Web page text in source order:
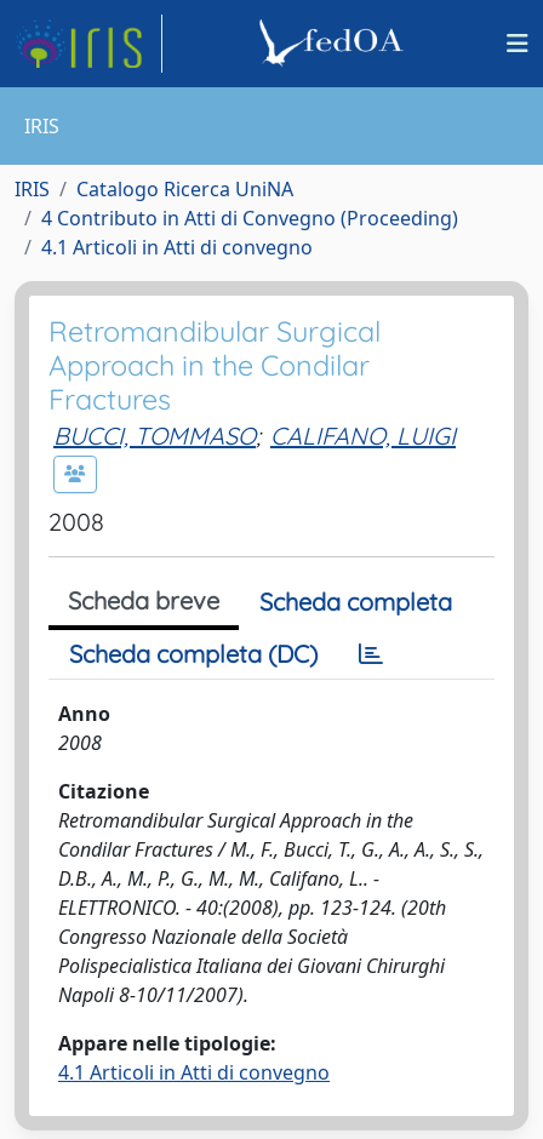
IRIS
IRIS
Catalogo Ricerca UniNA
4 Contributo in Atti di Convegno (Proceeding)
4.1 Articoli in Atti di convegno
Retromandibular Surgical
Approach in the Condilar
Fractures
BUCCI, TOMMASO; CALIFANO, LUIGI
2008
Scheda breve
Scheda completa
Scheda completa (DC)
Anno
2008
Citazione
Retromandibular Surgical Approach in the
Condilar Fractures / M., F., Bucci, T., G., A., A., S., S.,
D.B., A., M., P., G., M., M., Califano, L.. -
ELETTRONICO. - 40:(2008), pp. 123-124. (20th
Congresso Nazionale della Società
Polispecialistica Italiana dei Giovani Chirurghi
Napoli 8-10/11/2007).
Appare nelle tipologie:
4.1 Articoli in Atti di convegno